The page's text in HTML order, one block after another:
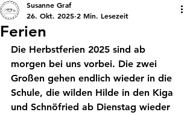
Ferien
Susanne Graf
26. Okt. 2025 2 Min. Lesezeit
Die Herbstferien 2025 sind ab
morgen bei uns vorbei. Die zwei
Großen gehen endlich wieder in die
Schule, die wilden Hilde in den Kiga
und Schnöfried ab Dienstag wieder